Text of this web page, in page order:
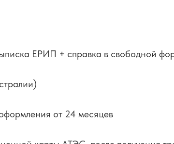
ЕРИП + справка в свободной
от 24 месяцев